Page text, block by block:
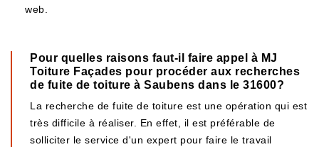
web.
Pour quelles raisons faut-il faire appel à MJ
Toiture Façades pour procéder aux recherches
de fuite de toiture à Saubens dans le 31600?
La recherche de fuite de toiture est une opération qui est
très difficile à réaliser. En effet, il est préférable de
solliciter le service d'un expert pour faire le travail